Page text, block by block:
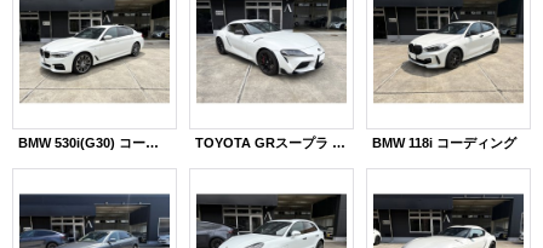
BMW 530i(G30) コーディング TOYOTA GRスープラ コーディング BMW 118i コーディング